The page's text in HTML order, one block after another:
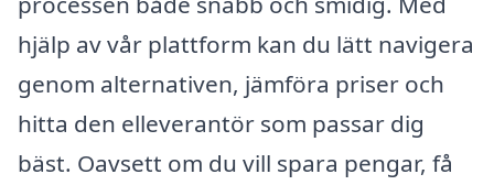
hjälp av vår plattform kan du lätt navigera
genom alternativen, jämföra priser och
hitta den elleverantör som passar dig
bäst. Oavsett om du vill spara pengar, få